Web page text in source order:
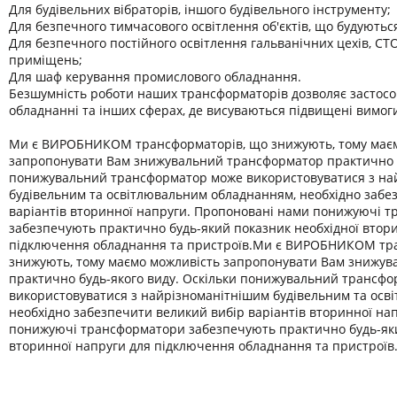
Для будівельних вібраторів, іншого будівельного інструменту;
Для безпечного тимчасового освітлення об'єктів, що
Для безпечного постійного освітлення гальванічних цехів,
приміщень;
Для шаф керування промислового обладнання.
Безшумність роботи наших трансформаторів дозволяє
обладнанні та інших сферах, де висуваються підвищені
Ми є ВИРОБНИКОМ трансформаторів, що знижують, тому
запропонувати Вам знижувальний трансформатор практично
понижувальний трансформатор може використовуватися з
будівельним та освітлювальним обладнанням, необхідно
варіантів вторинної напруги. Пропоновані нами понижуючі
забезпечують практично будь-який показник необхідної
підключення обладнання та пристроїв.Ми є ВИРОБНИКОМ
знижують, тому маємо можливість запропонувати Вам
практично будь-якого виду. Оскільки понижувальний
використовуватися з найрізноманітнішим будівельним та
необхідно забезпечити великий вибір варіантів вторинної
понижуючі трансформатори забезпечують практично будь-
вторинної напруги для підключення обладнання та пристроїв.